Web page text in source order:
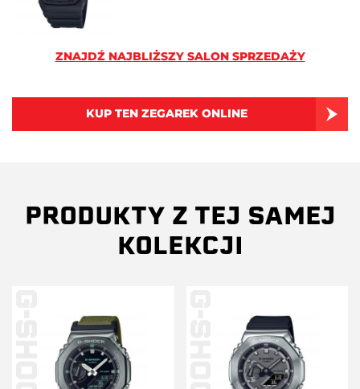
ZNAJDŹ NAJBLIŻSZY SALON SPRZEDAŻY
KUP TEN ZEGAREK ONLINE
PRODUKTY Z TEJ SAMEJ
KOLEKCJI